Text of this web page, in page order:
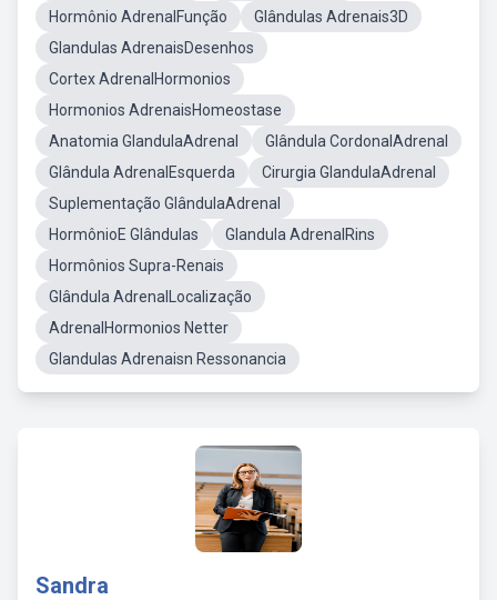
Hormônio AdrenalFunção
Glândulas Adrenais3D
Glandulas AdrenaisDesenhos
Cortex AdrenalHormonios
Hormonios AdrenaisHomeostase
Anatomia GlandulaAdrenal
Glândula CordonalAdrenal
Glândula AdrenalEsquerda
Cirurgia GlandulaAdrenal
Suplementação GlândulaAdrenal
HormônioE Glândulas
Glandula AdrenalRins
Hormônios Supra-Renais
Glândula AdrenalLocalização
AdrenalHormonios Netter
Glandulas Adrenaisn Ressonancia
Sandra